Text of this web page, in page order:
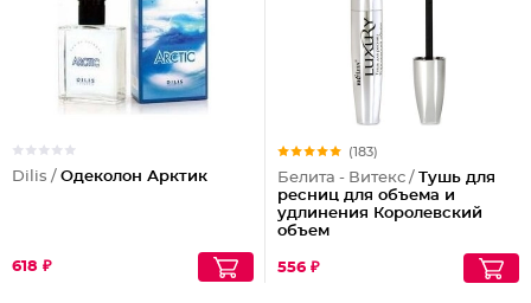
Dilis / Одеколон Арктик
618 ₽
(183)
Белита - Витекс / Тушь для
ресниц для объема и
удлинения Королевский
объем
556 ₽